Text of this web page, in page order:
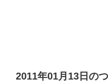
2011年01月13日の